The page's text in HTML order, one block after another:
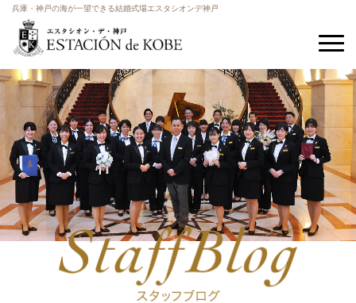
兵庫・神戸の海が一望できる結婚式場エスタシオンデ神戸